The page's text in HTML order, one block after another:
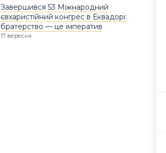
Завершився 53 Міжнародний
євхаристійний конгрес в Еквадорі:
братерство — це імператив
17 вересня